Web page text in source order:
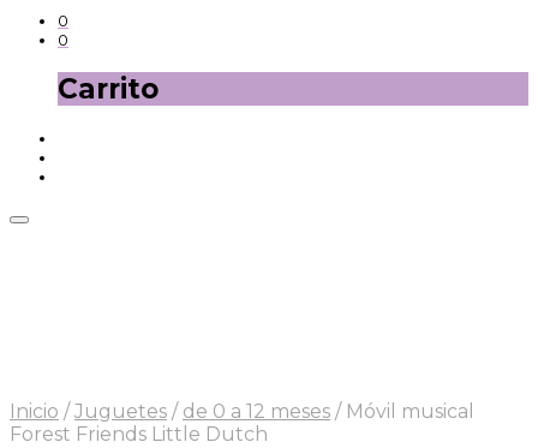
0
0
Carrito
Inicio / Juguetes / de 0 a 12 meses / Móvil musical
Forest Friends Little Dutch